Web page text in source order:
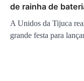
de rainha de
A Unidos da Tijuca
grande festa para